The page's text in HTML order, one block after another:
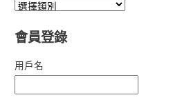
會員登錄
用戶名